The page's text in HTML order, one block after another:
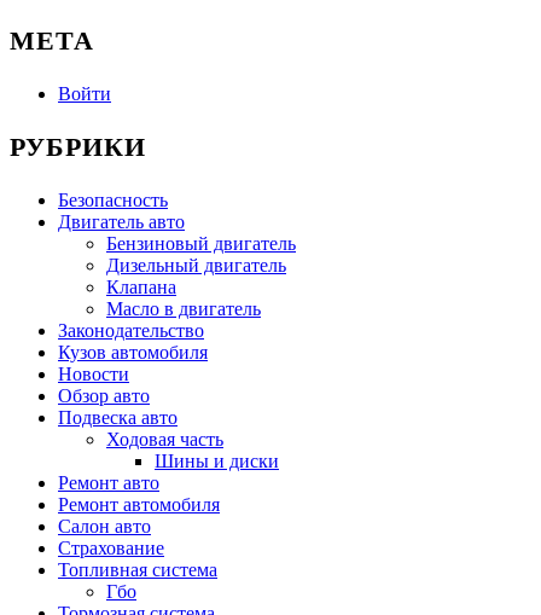
МЕТА
Войти
РУБРИКИ
Безопасность
Двигатель авто
Бензиновый двигатель
Дизельный двигатель
Клапана
Масло в двигатель
Законодательство
Кузов автомобиля
Новости
Обзор авто
Подвеска авто
Ходовая часть
Шины и диски
Ремонт авто
Ремонт автомобиля
Салон авто
Страхование
Топливная система
Гбо